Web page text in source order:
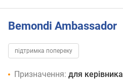
Bemondi Ambassador
підтримка попереку
Призначення: для керівника